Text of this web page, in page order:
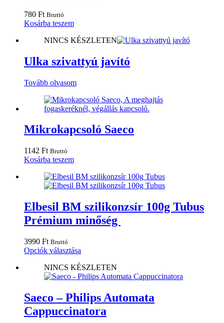
780 Ft Bruttó
Kosárba teszem
NINCS KÉSZLETEN
Ulka szivattyú javító
Tovább olvasom
Mikrokapcsoló Saeco
1142 Ft Bruttó
Kosárba teszem
Elbesil BM szilikonzsír 100g Tubus
Prémium minőség
3990 Ft Bruttó
Opciók választása
terméknek
több
van.
A
változatok
NINCS KÉSZLETEN
Saeco – Philips Automata
Cappuccinatora